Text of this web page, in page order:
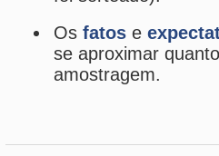
Simulador de Apostas